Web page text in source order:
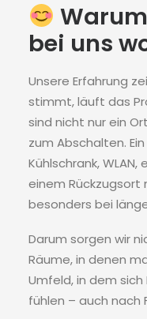
bei uns
Unsere Erfahrung
stimmt, läuft das
sind nicht nur ein
zum Abschalten.
Kühlschrank,
einem
besonders bei
Darum sorgen wir
Räume, in denen
Umfeld, in dem
fühlen – auch nach